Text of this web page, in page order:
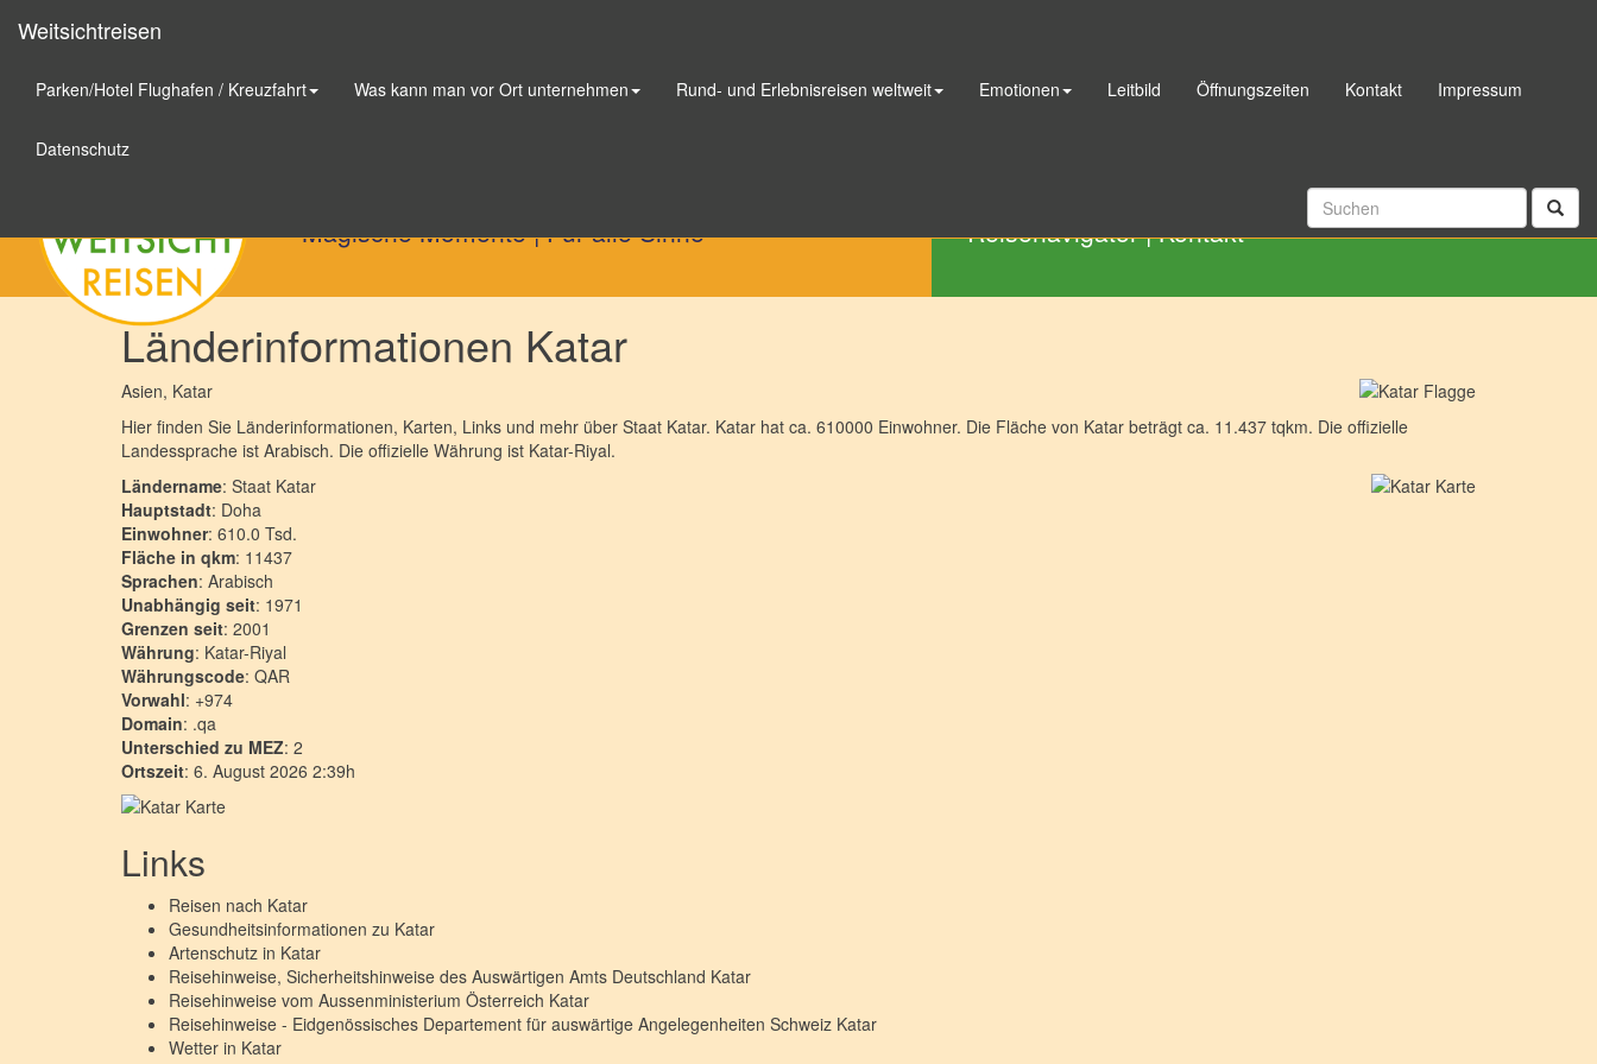
Magische Momente|Für alle Sinne Reisenavigator|Kontakt
Länderinformationen Katar
Asien, Katar
Hier finden Sie Länderinformationen, Karten, Links und mehr über Staat Katar. Katar hat ca. 610000 Einwohner. Die Fläche von Katar beträgt ca. 11.437 tqkm. Die offizielle
Landessprache ist Arabisch. Die offizielle Währung ist Katar-Riyal.
Ländername: Staat Katar
Hauptstadt: Doha
Einwohner: 610.0 Tsd.
Fläche in qkm: 11437
Sprachen: Arabisch
Unabhängig seit: 1971
Grenzen seit: 2001
Währung: Katar-Riyal
Währungscode: QAR
Vorwahl: +974
Domain: .qa
Unterschied zu MEZ: 2
Ortszeit: 6. August 2026 2:39h
Links
Reisen nach Katar
Gesundheitsinformationen zu Katar
Artenschutz in Katar
Reisehinweise, Sicherheitshinweise des Auswärtigen Amts Deutschland Katar
Reisehinweise vom Aussenministerium Österreich Katar
Reisehinweise - Eidgenössisches Departement für auswärtige Angelegenheiten Schweiz Katar
Wetter in Katar
Weitsichtreisen
Parken/Hotel Flughafen / Kreuzfahrt Was kann man vor Ort unternehmen Rund- und Erlebnisreisen weltweit Emotionen Leitbild Öffnungszeiten Kontakt Impressum
Datenschutz